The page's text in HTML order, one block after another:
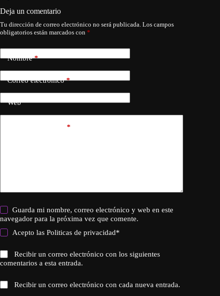
Deja un comentario
Tu dirección de correo electrónico no será publicada. Los campos
obligatorios están marcados con *
Nombre*
Correo electrónico*
Web
*
Guarda mi nombre, correo electrónico y web en este
navegador para la próxima vez que comente.
Acepto lasPoliticas de privacidad*
Recibir un correo electrónico con los siguientes
comentarios a esta entrada.
Recibir un correo electrónico con cada nueva entrada.